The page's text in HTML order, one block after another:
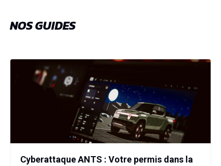
NOS GUIDES
Cyberattaque ANTS : Votre permis dans la